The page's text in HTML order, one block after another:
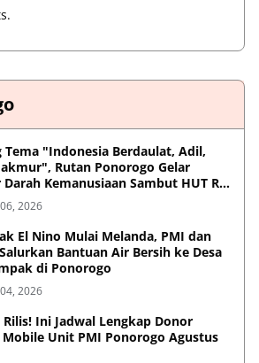
Tema "Indonesia Berdaulat, Adil,
Rutan Ponorogo Gelar
Darah Kemanusiaan Sambut HUT RI
2026
El Nino Mulai Melanda, PMI dan
Bantuan Air Bersih ke Desa
di Ponorogo
2026
Rilis! Ini Jadwal Lengkap Donor
Mobile Unit PMI Ponorogo Agustus